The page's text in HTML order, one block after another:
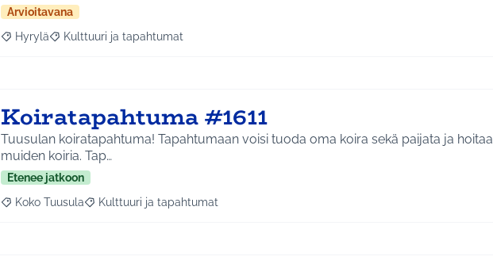
Arvioitavana
Rajaa tulokset aihepiirin mukaan: Hyrylä
Hyrylä Rajaa tulokset teeman mukaan: Kulttuuri ja tapahtumat
Kulttuuri ja tapahtumat
Koiratapahtuma #1611
Tuusulan koiratapahtuma! Tapahtumaan voisi tuoda oma koira sekä paijata ja hoitaa
muiden koiria. Tap…
Etenee jatkoon
Rajaa tulokset aihepiirin mukaan: Koko Tuusula
Koko Tuusula Rajaa tulokset teeman mukaan: Kulttuuri ja tapahtumat
Kulttuuri ja tapahtumat